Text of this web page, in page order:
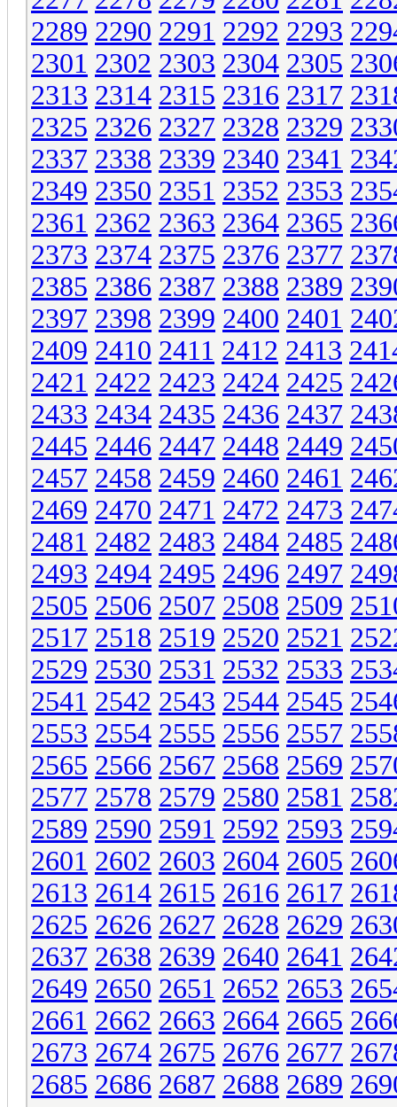
2289 2290 2291 2292 2293
2301 2302 2303 2304 2305
2313 2314 2315 2316 2317
2325 2326 2327 2328 2329
2337 2338 2339 2340 2341
2349 2350 2351 2352 2353
2361 2362 2363 2364 2365
2373 2374 2375 2376 2377
2385 2386 2387 2388 2389
2397 2398 2399 2400 2401
2409 2410 2411 2412 2413
2421 2422 2423 2424 2425
2433 2434 2435 2436 2437
2445 2446 2447 2448 2449
2457 2458 2459 2460 2461
2469 2470 2471 2472 2473
2481 2482 2483 2484 2485
2493 2494 2495 2496 2497
2505 2506 2507 2508 2509
2517 2518 2519 2520 2521
2529 2530 2531 2532 2533
2541 2542 2543 2544 2545
2553 2554 2555 2556 2557
2565 2566 2567 2568 2569
2577 2578 2579 2580 2581
2589 2590 2591 2592 2593
2601 2602 2603 2604 2605
2613 2614 2615 2616 2617
2625 2626 2627 2628 2629
2637 2638 2639 2640 2641
2649 2650 2651 2652 2653
2661 2662 2663 2664 2665
2673 2674 2675 2676 2677
2685 2686 2687 2688 2689